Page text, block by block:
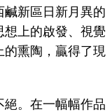
鹹新區日新月異的
想上的啟發、視覺
的熏陶，贏得了現
。在一幅幅作品